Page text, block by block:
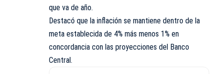
que va de año.
Destacó que la inflación se mantiene dentro de la
meta establecida de 4% más menos 1% en
concordancia con las proyecciones del Banco
Central.